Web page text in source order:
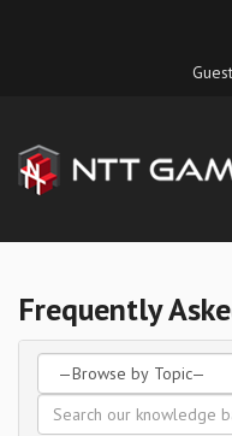
Frequently